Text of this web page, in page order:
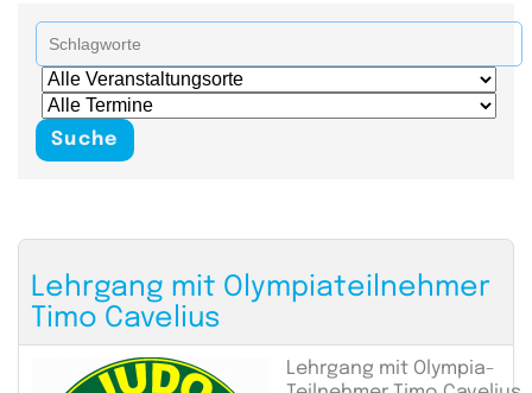
Lehrgang mit Olympiateilnehmer
Timo Cavelius
Lehrgang mit Olympia-